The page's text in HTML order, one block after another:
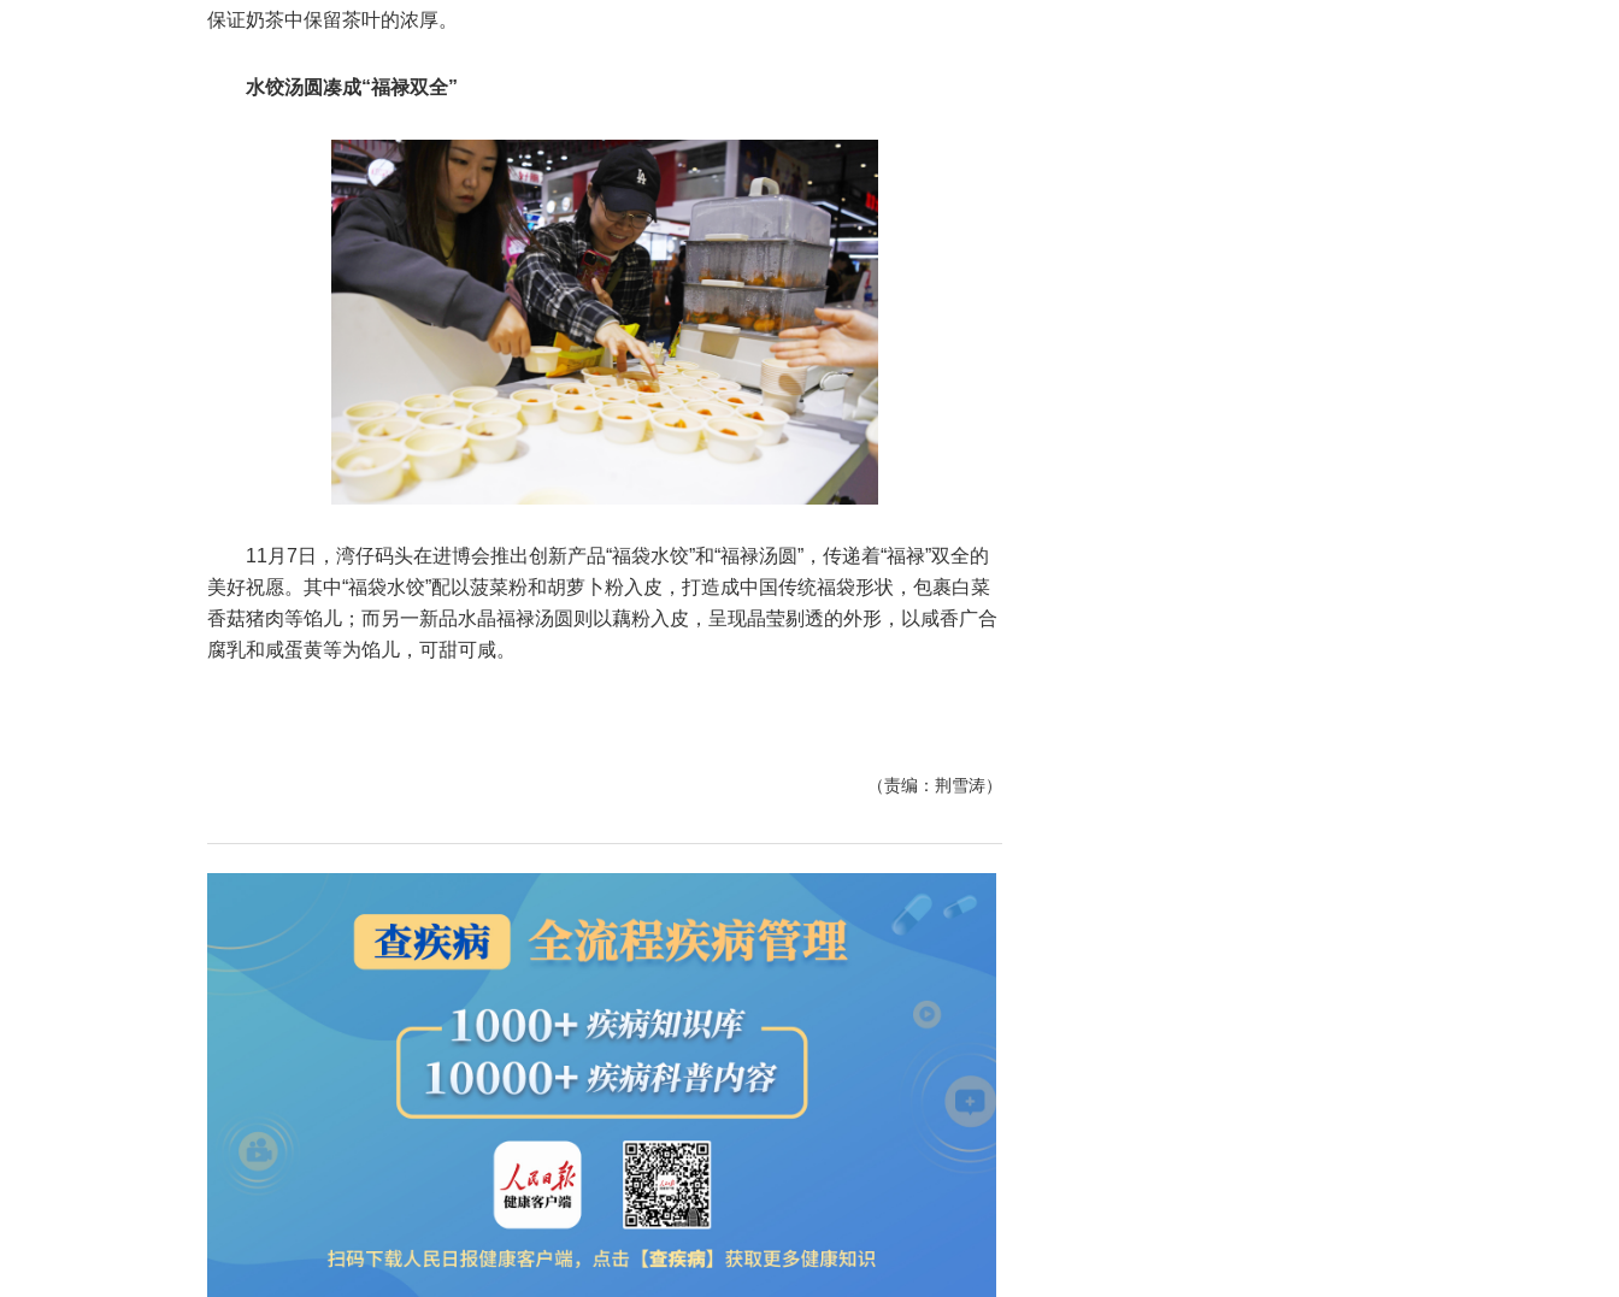
保证奶茶中保留茶叶的浓厚。
水饺汤圆凑成“福禄双全”
11月7日，湾仔码头在进博会推出创新产品“福袋水饺”和“福禄汤圆”，传递着“福禄”双全的
美好祝愿。其中“福袋水饺”配以菠菜粉和胡萝卜粉入皮，打造成中国传统福袋形状，包裹白菜
香菇猪肉等馅儿；而另一新品水晶福禄汤圆则以藕粉入皮，呈现晶莹剔透的外形，以咸香广合
腐乳和咸蛋黄等为馅儿，可甜可咸。
（责编：荆雪涛）